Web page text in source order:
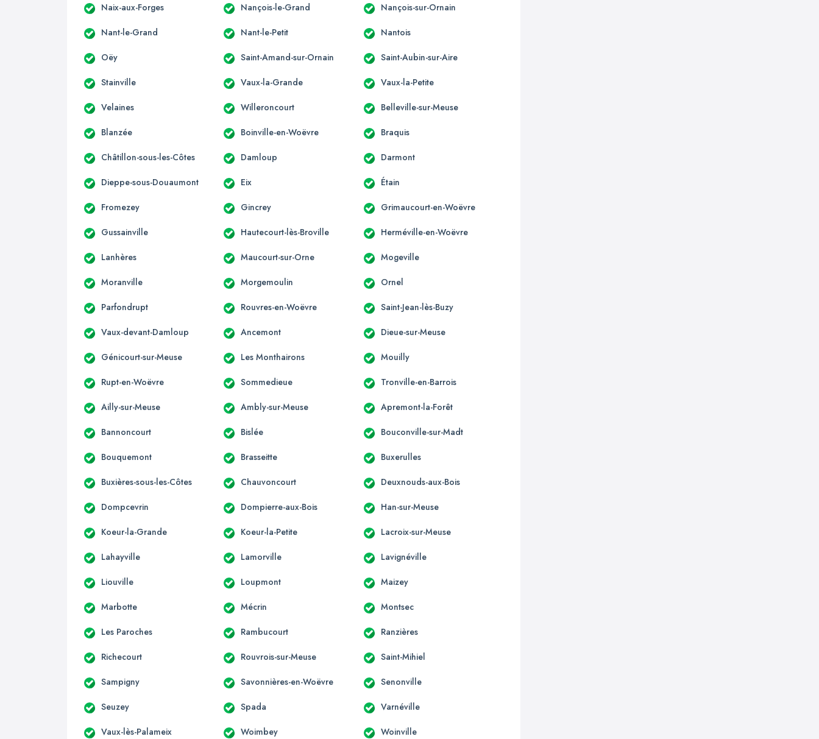
Naix-aux-Forges Nançois-le-Grand Nançois-sur-Ornain
Nant-le-Grand Nant-le-Petit Nantois
Oëy Saint-Amand-sur-Ornain Saint-Aubin-sur-Aire
Stainville Vaux-la-Grande Vaux-la-Petite
Velaines Willeroncourt Belleville-sur-Meuse
Blanzée Boinville-en-Woëvre Braquis
Châtillon-sous-les-Côtes Damloup Darmont
Dieppe-sous-Douaumont Eix Étain
Fromezey Gincrey Grimaucourt-en-Woëvre
Gussainville Hautecourt-lès-Broville Herméville-en-Woëvre
Lanhères Maucourt-sur-Orne Mogeville
Moranville Morgemoulin Ornel
Parfondrupt Rouvres-en-Woëvre Saint-Jean-lès-Buzy
Vaux-devant-Damloup Ancemont Dieue-sur-Meuse
Génicourt-sur-Meuse Les Monthairons Mouilly
Rupt-en-Woëvre Sommedieue Tronville-en-Barrois
Ailly-sur-Meuse Ambly-sur-Meuse Apremont-la-Forêt
Bannoncourt Bislée Bouconville-sur-Madt
Bouquemont Brasseitte Buxerulles
Buxières-sous-les-Côtes Chauvoncourt Deuxnouds-aux-Bois
Dompcevrin Dompierre-aux-Bois Han-sur-Meuse
Koeur-la-Grande Koeur-la-Petite Lacroix-sur-Meuse
Lahayville Lamorville Lavignéville
Liouville Loupmont Maizey
Marbotte Mécrin Montsec
Les Paroches Rambucourt Ranzières
Richecourt Rouvrois-sur-Meuse Saint-Mihiel
Sampigny Savonnières-en-Woëvre Senonville
Seuzey Spada Varnéville
Vaux-lès-Palameix Woimbey Woinville